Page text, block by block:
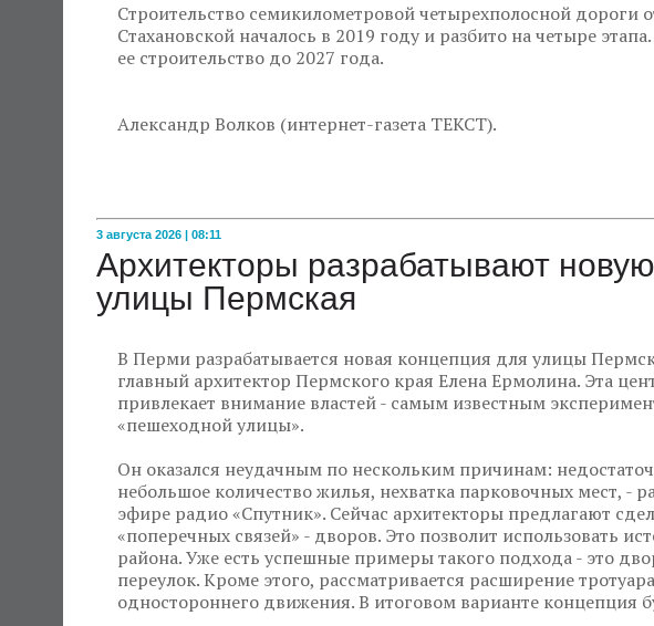
Строительство семикилометровой четырехполосной дороги
Стахановской началось в 2019 году и разбито на четыре
ее строительство до 2027 года.
Александр Волков (интернет-газета ТЕКСТ).
3 августа 2026 | 08:11
Архитекторы разрабатывают
улицы Пермская
В Перми разрабатывается новая концепция для улицы
главный архитектор Пермского края Елена Ермолина. Эта
привлекает внимание властей - самым известным
«пешеходной улицы».
Он оказался неудачным по нескольким причинам:
небольшое количество жилья, нехватка парковочных мест, -
эфире радио «Спутник». Сейчас архитекторы предлагают
«поперечных связей» - дворов. Это позволит использовать
района. Уже есть успешные примеры такого подхода - это
переулок. Кроме этого, рассматривается расширение
одностороннего движения. В итоговом варианте концепция